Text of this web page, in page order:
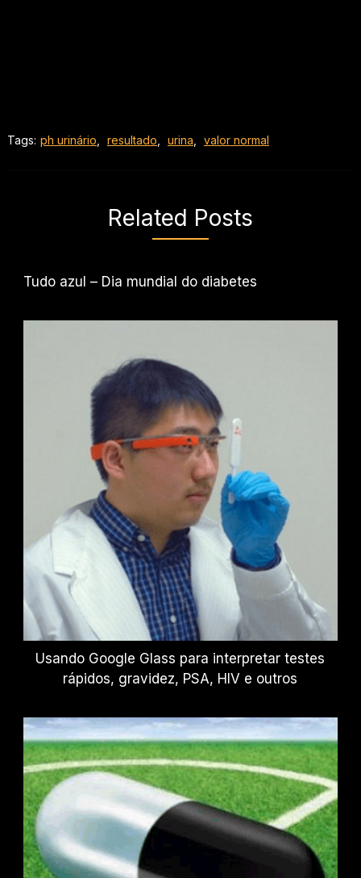
Tags: ph urinário resultado urina valor normal
Related Posts
Tudo azul – Dia mundial do diabetes
Usando Google Glass para interpretar testes
rápidos, gravidez, PSA, HIV e outros